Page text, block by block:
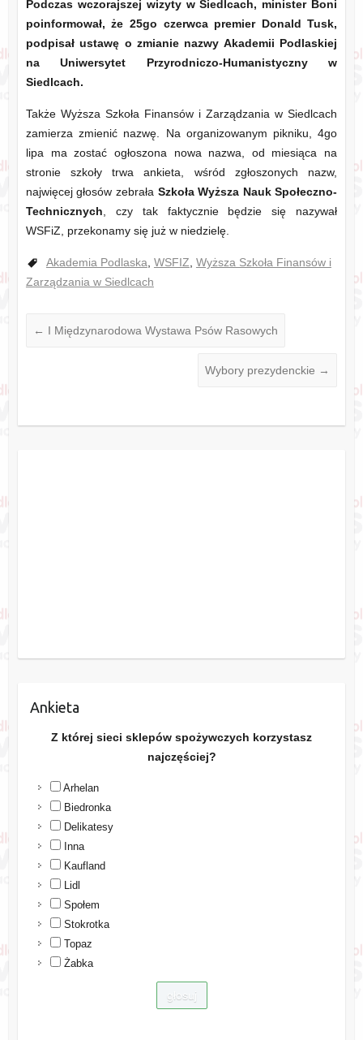
Podczas wczorajszej wizyty w Siedlcach, minister Boni
poinformował, że 25go czerwca premier Donald Tusk,
podpisał ustawę o zmianie nazwy Akademii Podlaskiej
na Uniwersytet Przyrodniczo-Humanistyczny w
Siedlcach.
Także Wyższa Szkoła Finansów i Zarządzania w Siedlcach
zamierza zmienić nazwę. Na organizowanym pikniku, 4go
lipa ma zostać ogłoszona nowa nazwa, od miesiąca na
stronie szkoły trwa ankieta, wśród zgłoszonych nazw,
najwięcej głosów zebrała Szkoła Wyższa Nauk Społeczno-
Technicznych, czy tak faktycznie będzie się nazywał
WSFiZ, przekonamy się już w niedzielę.
Akademia Podlaska, WSFIZ, Wyższa Szkoła Finansów i
Zarządzania w Siedlcach
← I Międzynarodowa Wystawa Psów Rasowych
Wybory prezydenckie →
Ankieta
Z której sieci sklepów spożywczych korzystasz
najczęściej?
Arhelan
Biedronka
Delikatesy
Inna
Kaufland
Lidl
Społem
Stokrotka
Topaz
Żabka